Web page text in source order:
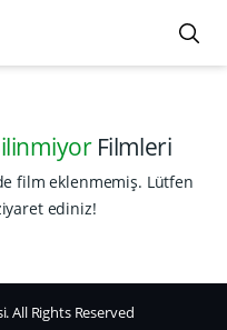
Filmleri
film eklenmemiş. Lütfen
ediniz!
All Rights Reserved